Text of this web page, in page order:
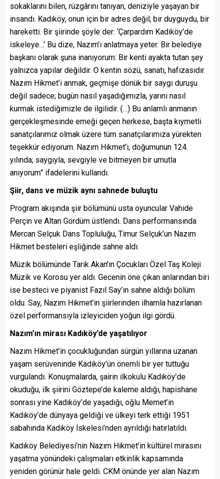
sokaklarını bilen, rüzgârını tanıyan, deniziyle yaşayan bir
insandı. Kadıköy, onun için bir adres değil; bir duyguydu, bir
hareketti. Bir şiirinde şöyle der: ‘Çarpardım Kadıköy’de
iskeleye…’ Bu dize, Nazım’ı anlatmaya yeter. Bir belediye
başkanı olarak şuna inanıyorum: Bir kenti ayakta tutan şey
yalnızca yapılar değildir. O kentin sözü, sanatı, hafızasıdır.
Nazım Hikmet’i anmak, geçmişe dönük bir saygı duruşu
değil sadece; bugün nasıl yaşadığımızla, yarını nasıl
kurmak istediğimizle de ilgilidir. (…) Bu anlamlı anmanın
gerçekleşmesinde emeği geçen herkese, başta kıymetli
sanatçılarımız olmak üzere tüm sanatçılarımıza yürekten
teşekkür ediyorum. Nazım Hikmet’i, doğumunun 124.
yılında; saygıyla, sevgiyle ve bitmeyen bir umutla
anıyorum” ifadelerini kullandı.
Şiir, dans ve müzik aynı sahnede buluştu
Program akışında şiir bölümünü usta oyuncular Vahide
Perçin ve Altan Gördüm üstlendi. Dans performansında
Mercan Selçuk Dans Topluluğu, Timur Selçuk’un Nazım
Hikmet besteleri eşliğinde sahne aldı.
Müzik bölümünde Tarık Akan’ın Çocukları Özel Taş Koleji
Müzik ve Korosu yer aldı. Gecenin öne çıkan anlarından biri
ise besteci ve piyanist Fazıl Say’ın sahne aldığı bölüm
oldu. Say, Nazım Hikmet’in şiirlerinden ilhamla hazırlanan
özel performansıyla izleyiciden yoğun ilgi gördü.
Nazım’ın mirası Kadıköy’de yaşatılıyor
Nazım Hikmet’in çocukluğundan sürgün yıllarına uzanan
yaşam serüveninde Kadıköy’ün önemli bir yer tuttuğu
vurgulandı. Konuşmalarda, şairin ilkokulu Kadıköy’de
okuduğu, ilk şiirini Göztepe’de kaleme aldığı, hapishane
sonrası yine Kadıköy’de yaşadığı, oğlu Memet’in
Kadıköy’de dünyaya geldiği ve ülkeyi terk ettiği 1951
sabahında Kadıköy İskelesi’nden ayrıldığı hatırlatıldı.
Kadıköy Belediyesi’nin Nazım Hikmet’in kültürel mirasını
yaşatma yönündeki çalışmaları etkinlik kapsamında
yeniden görünür hale geldi. CKM önünde yer alan Nazım